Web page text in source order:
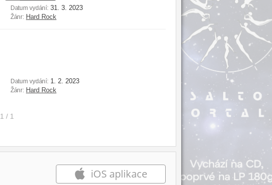
Datum vydání: 31. 3. 2023
Žánr: Hard Rock
Datum vydání: 1. 2. 2023
Žánr: Hard Rock
1 / 1
iOS aplikace